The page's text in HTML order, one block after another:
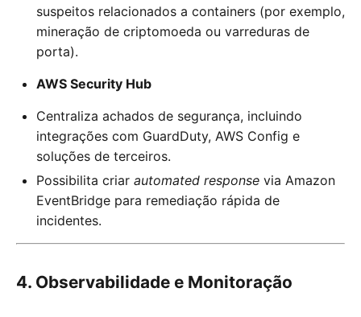
suspeitos relacionados a containers (por exemplo,
mineração de criptomoeda ou varreduras de
porta).
AWS Security Hub
Centraliza achados de segurança, incluindo
integrações com GuardDuty, AWS Config e
soluções de terceiros.
Possibilita criar automated response via Amazon
EventBridge para remediação rápida de
incidentes.
4. Observabilidade e Monitoração